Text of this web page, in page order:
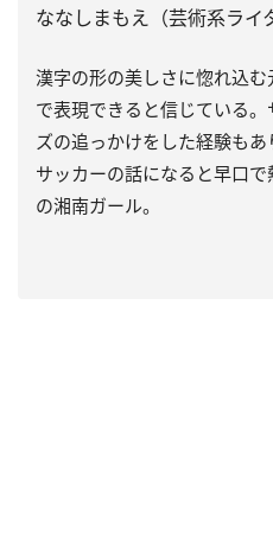
ななしまもえ（芸術系ライ
漢字の形の美しさに惚れ込
で表現できると信じている
ズの追っかけをした経験もあ
サッカーの話になると早口
の湘南ガール。